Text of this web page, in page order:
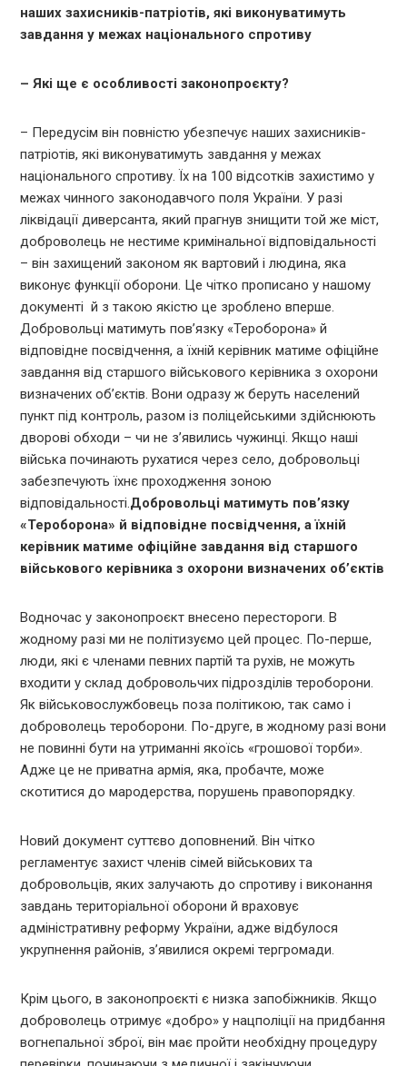
наших захисників-патріотів, які виконуватимуть
завдання у межах національного спротиву
– Які ще є особливості законопроєкту?
– Передусім він повністю убезпечує наших захисників-
патріотів, які виконуватимуть завдання у межах
національного спротиву. Їх на 100 відсотків захистимо у
межах чинного законодавчого поля України. У разі
ліквідації диверсанта, який прагнув знищити той же міст,
доброволець не нестиме кримінальної відповідальності
– він захищений законом як вартовий і людина, яка
виконує функції оборони. Це чітко прописано у нашому
документі й з такою якістю це зроблено вперше.
Добровольці матимуть пов’язку «Тероборона» й
відповідне посвідчення, а їхній керівник матиме офіційне
завдання від старшого військового керівника з охорони
визначених об’єктів. Вони одразу ж беруть населений
пункт під контроль, разом із поліцейськими здійснюють
дворові обходи – чи не з’явились чужинці. Якщо наші
війська починають рухатися через село, добровольці
забезпечують їхнє проходження зоною
відповідальності.Добровольці матимуть пов’язку
«Тероборона» й відповідне посвідчення, а їхній
керівник матиме офіційне завдання від старшого
військового керівника з охорони визначених об’єктів
Водночас у законопроєкт внесено перестороги. В
жодному разі ми не політизуємо цей процес. По-перше,
люди, які є членами певних партій та рухів, не можуть
входити у склад добровольчих підрозділів тероборони.
Як військовослужбовець поза політикою, так само і
доброволець тероборони. По-друге, в жодному разі вони
не повинні бути на утриманні якоїсь «грошової торби».
Адже це не приватна армія, яка, пробачте, може
скотитися до мародерства, порушень правопорядку.
Новий документ суттєво доповнений. Він чітко
регламентує захист членів сімей військових та
добровольців, яких залучають до спротиву і виконання
завдань територіальної оборони й враховує
адміністративну реформу України, адже відбулося
укрупнення районів, з’явилися окремі тергромади.
Крім цього, в законопроєкті є низка запобіжників. Якщо
доброволець отримує «добро» у нацполіції на придбання
вогнепальної зброї, він має пройти необхідну процедуру